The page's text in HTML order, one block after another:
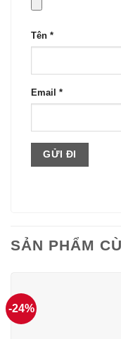
Tên *
Email *
SẢN PHẨM
-24%